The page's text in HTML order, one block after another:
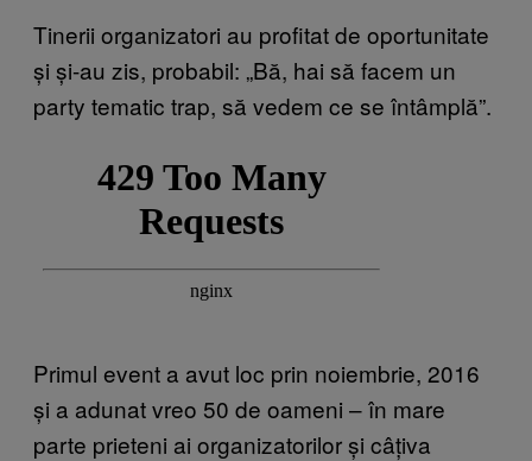
Tinerii organizatori au profitat de oportunitate
și și-au zis, probabil: „Bă, hai să facem un
party tematic trap, să vedem ce se întâmplă”.
Primul event a avut loc prin noiembrie, 2016
și a adunat vreo 50 de oameni – în mare
parte prieteni ai organizatorilor și câțiva